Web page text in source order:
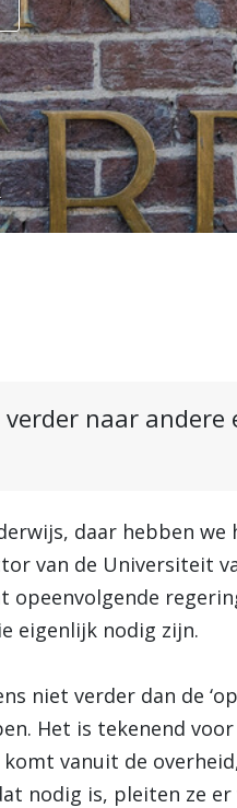
naar andere
daar hebben
van de Universiteit
opeenvolgende
eigenlijk nodig zijn.
niet verder dan de
Het is tekenend voor
vanuit de
nodig is, pleiten ze